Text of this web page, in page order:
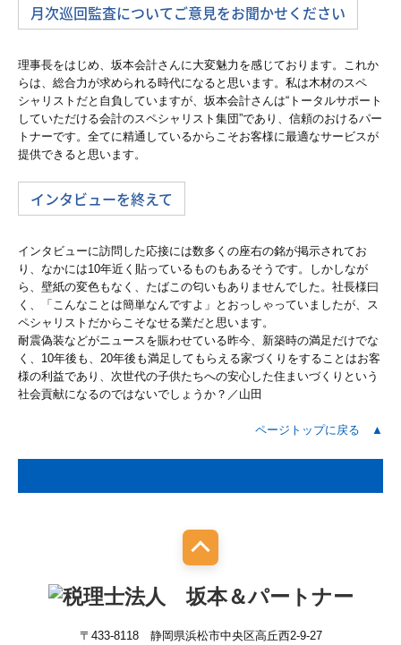
月次巡回監査についてご意見をお聞かせください
理事長をはじめ、坂本会計さんに大変魅力を感じております。これか
らは、総合力が求められる時代になると思います。私は木材のスペ
シャリストだと自負していますが、坂本会計さんは“トータルサポート
していただける会計のスペシャリスト集団”であり、信頼のおけるパー
トナーです。全てに精通しているからこそお客様に最適なサービスが
提供できると思います。
インタビューを終えて
インタビューに訪問した応接には数多くの座右の銘が掲示されてお
り、なかには10年近く貼っているものもあるそうです。しかしなが
ら、壁紙の変色もなく、たばこの匂いもありませんでした。社長様曰
く、「こんなことは簡単なんですよ」とおっしゃっていましたが、ス
ペシャリストだからこそなせる業だと思います。
耐震偽装などがニュースを賑わせている昨今、新築時の満足だけでな
く、10年後も、20年後も満足してもらえる家づくりをすることはお客
様の利益であり、次世代の子供たちへの安心した住まいづくりという
社会貢献になるのではないでしょうか？／山田
ページトップに戻る ▲
〒433-8118 静岡県浜松市中央区高丘西2-9-27